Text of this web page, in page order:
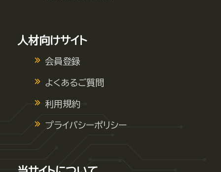
人材向けサイト
会員登録
よくあるご質問
利用規約
プライバシーポリシー